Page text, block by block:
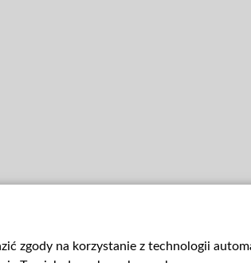
zgody na korzystanie z technologii